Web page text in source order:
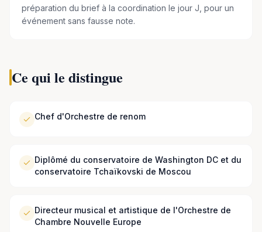
préparation du brief à la coordination le jour J, pour un
événement sans fausse note.
Ce qui le distingue
Chef d'Orchestre de renom
Diplômé du conservatoire de Washington DC et du
conservatoire Tchaïkovski de Moscou
Directeur musical et artistique de l'Orchestre de
Chambre Nouvelle Europe